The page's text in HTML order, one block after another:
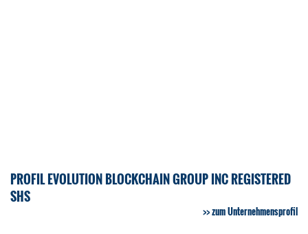
PROFIL EVOLUTION BLOCKCHAIN GROUP INC REGISTERED
SHS
zum Unternehmensprofil